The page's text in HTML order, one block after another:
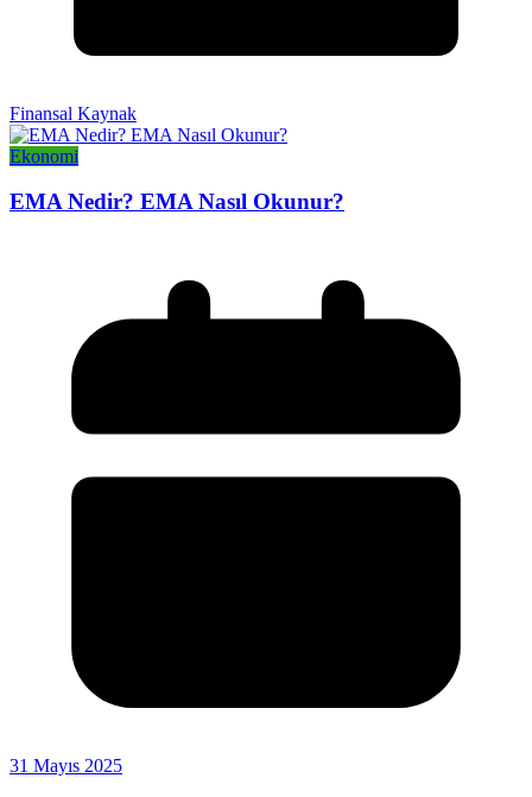
Finansal Kaynak
Ekonomi
EMA Nedir? EMA Nasıl Okunur?
31 Mayıs 2025